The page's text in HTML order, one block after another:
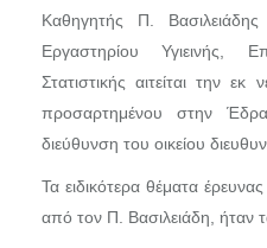
Καθηγητής Π.
Εργαστηρίου Υγιεινής,
Στατιστικής αιτείται την
προσαρτημένου στην
διεύθυνση του οικείου
Τα ειδικότερα θέματα
από τον Π. Βασιλειάδη, ήταν